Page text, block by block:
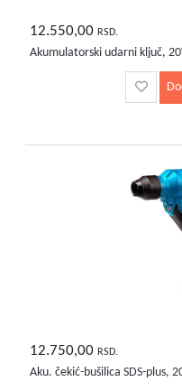
12.550,00 RSD.
Akumulatorski udarni ključ,
12.750,00 RSD.
Aku. čekić-bušilica SDS-plus,